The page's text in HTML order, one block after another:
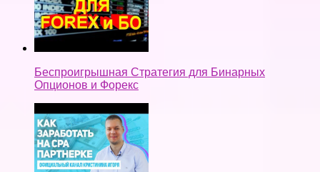
Беспроигрышная Стратегия для Бинарных
Опционов и Форекс